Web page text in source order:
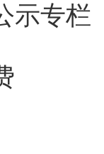
示专栏